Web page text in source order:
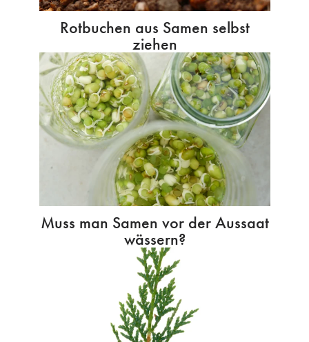
Rotbuchen aus Samen selbst
ziehen
Muss man Samen vor der Aussaat
wässern?